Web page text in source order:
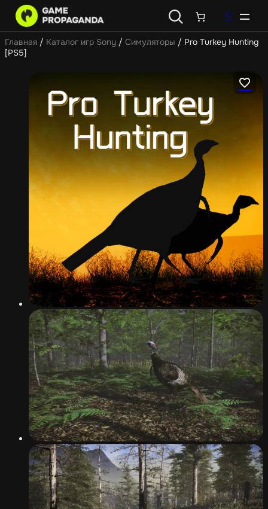
Главная / Каталог игр Sony / Симуляторы / Pro Turkey Hunting
[PS5]